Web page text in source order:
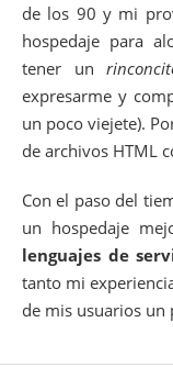
de los 90 y mi
hospedaje para
tener un
expresarme y
un poco viejete).
de archivos HTML
Con el paso del
un hospedaje
lenguajes de
tanto mi
de mis usuarios